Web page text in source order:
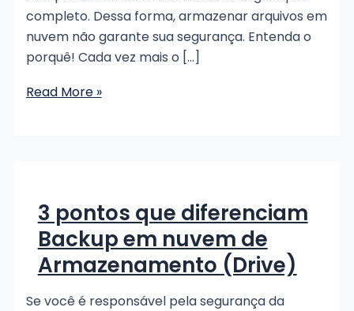
completo. Dessa forma, armazenar arquivos em
nuvem não garante sua segurança. Entenda o
porquê! Cada vez mais o […]
Cuidado,
backup
Read More »
3 pontos que diferenciam
Backup em nuvem de
Armazenamento (Drive)
Se você é responsável pela segurança da